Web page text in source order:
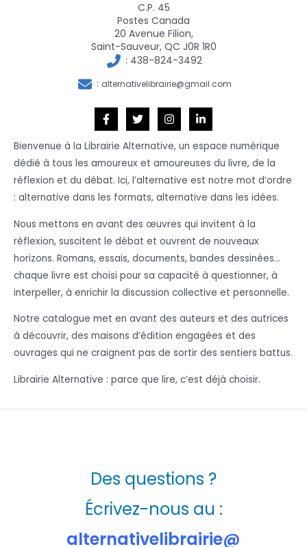
C.P. 45
Postes Canada
20 Avenue Filion,
Saint-Sauveur, QC J0R 1R0
: 438-824-3492
: alternativelibrairie@gmail.com
Bienvenue à la Librairie Alternative, un espace numérique
dédié à tous les amoureux et amoureuses du livre, de la
réflexion et du débat. Ici, l’alternative est notre mot d’ordre
: alternative dans les formats, alternative dans les idées.
Nous mettons en avant des œuvres qui invitent à la
réflexion, suscitent le débat et ouvrent de nouveaux
horizons. Romans, essais, documents, bandes dessinées…
chaque livre est choisi pour sa capacité à questionner, à
interpeller, à enrichir la discussion collective et personnelle.
Notre catalogue met en avant des auteurs et des autrices
à découvrir, des maisons d’édition engagées et des
ouvrages qui ne craignent pas de sortir des sentiers battus.
Librairie Alternative : parce que lire, c’est déjà choisir.
Des questions ?
Écrivez-nous au :
alternativelibrairie@